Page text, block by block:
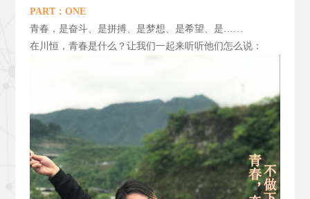
PART：ONE
青春，是奋斗、是拼搏、是梦想、是希望、是……
在川恒，青春是什么？让我们一起来听听他们怎么说：